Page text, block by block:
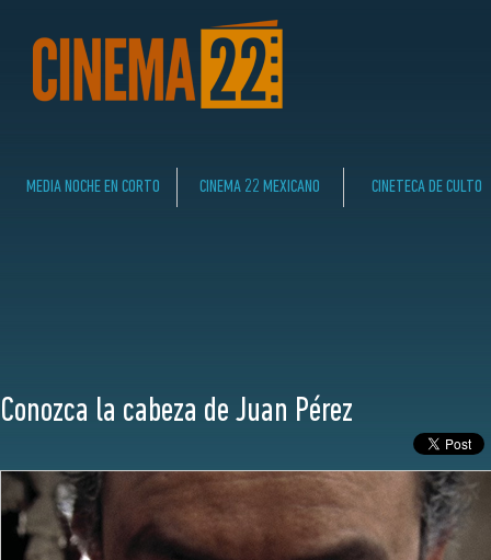
MEDIA NOCHE EN CORTO CINEMA 22 MEXICANO CINETECA DE CULTO
Conozca la cabeza de Juan Pérez